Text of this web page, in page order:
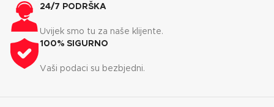
24/7 PODRŠKA
Uvijek smo tu za naše klijente.
100% SIGURNO
Vaši podaci su bezbjedni.